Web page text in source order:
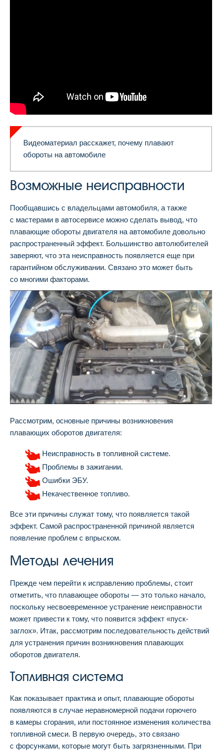
Видеоматериал расскажет, почему плавают
обороты на автомобиле
Возможные неисправности
Пообщавшись с владельцами автомобиля, а также
с мастерами в автосервисе можно сделать вывод, что
плавающие обороты двигателя на автомобиле довольно
распространенный эффект. Большинство автолюбителей
заверяют, что эта неисправность появляется еще при
гарантийном обслуживании. Связано это может быть
со многими факторами.
Рассмотрим, основные причины возникновения
плавающих оборотов двигателя:
Неисправность в топливной системе.
Проблемы в зажигании.
Ошибки ЭБУ.
Некачественное топливо.
Все эти причины служат тому, что появляется такой
эффект. Самой распространенной причиной является
появление проблем с впрыском.
Методы лечения
Прежде чем перейти к исправлению проблемы, стоит
отметить, что плавающее обороты — это только начало,
поскольку несвоевременное устранение неисправности
может привести к тому, что появится эффект «пуск-
заглох». Итак, рассмотрим последовательность действий
для устранения причин возникновения плавающих
оборотов двигателя.
Топливная система
Как показывает практика и опыт, плавающие обороты
появляются в случае неравномерной подачи горючего
в камеры сгорания, или постоянное изменения количества
топливной смеси. В первую очередь, это связано
с форсунками, которые могут быть загрязненными. При